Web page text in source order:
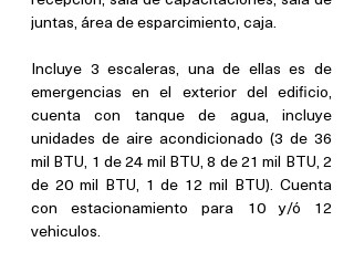
juntas, área de esparcimiento, caja.
Incluye 3 escaleras, una de ellas es de
emergencias en el exterior del edificio,
cuenta con tanque de agua, incluye
unidades de aire acondicionado (3 de 36
mil BTU, 1 de 24 mil BTU, 8 de 21 mil BTU, 2
de 20 mil BTU, 1 de 12 mil BTU). Cuenta
con estacionamiento para 10 y/ó 12
vehiculos.